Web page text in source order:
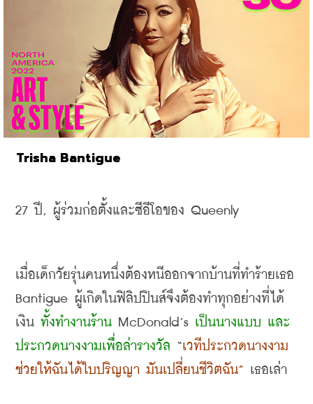
Trisha Bantigue
27 ปี , ผู้ร่วมก่อตั้งและซีอีโอของ Queenly
เมื่อเด็กวัยรุ่นคนหนึ่งต้องหนีออกจากบ้านที่ทำร้ายเธอ
Bantigue ผู้เกิดในฟิลิปปินส์จึงต้องทำทุกอย่างที่ได้
เงิน ทั้งทำงานร้าน McDonald’s เป็นนางแบบ และ
ประกวดนางงามเพื่อล่ารางวัล “เวทีประกวดนางงาม
ช่วยให้ฉันได้ใบปริญญา มันเปลี่ยนชีวิตฉัน” เธอเล่า